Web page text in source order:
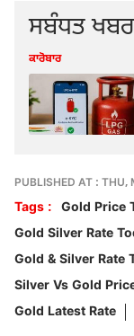
ਸਬੰਧਤ
ਕਾਰੋਬਾਰ
PUBLISHED AT :
Tags : Gold Price
Gold Silver Rate
Gold & Silver Rate
Silver Vs Gold
Gold Latest Rate